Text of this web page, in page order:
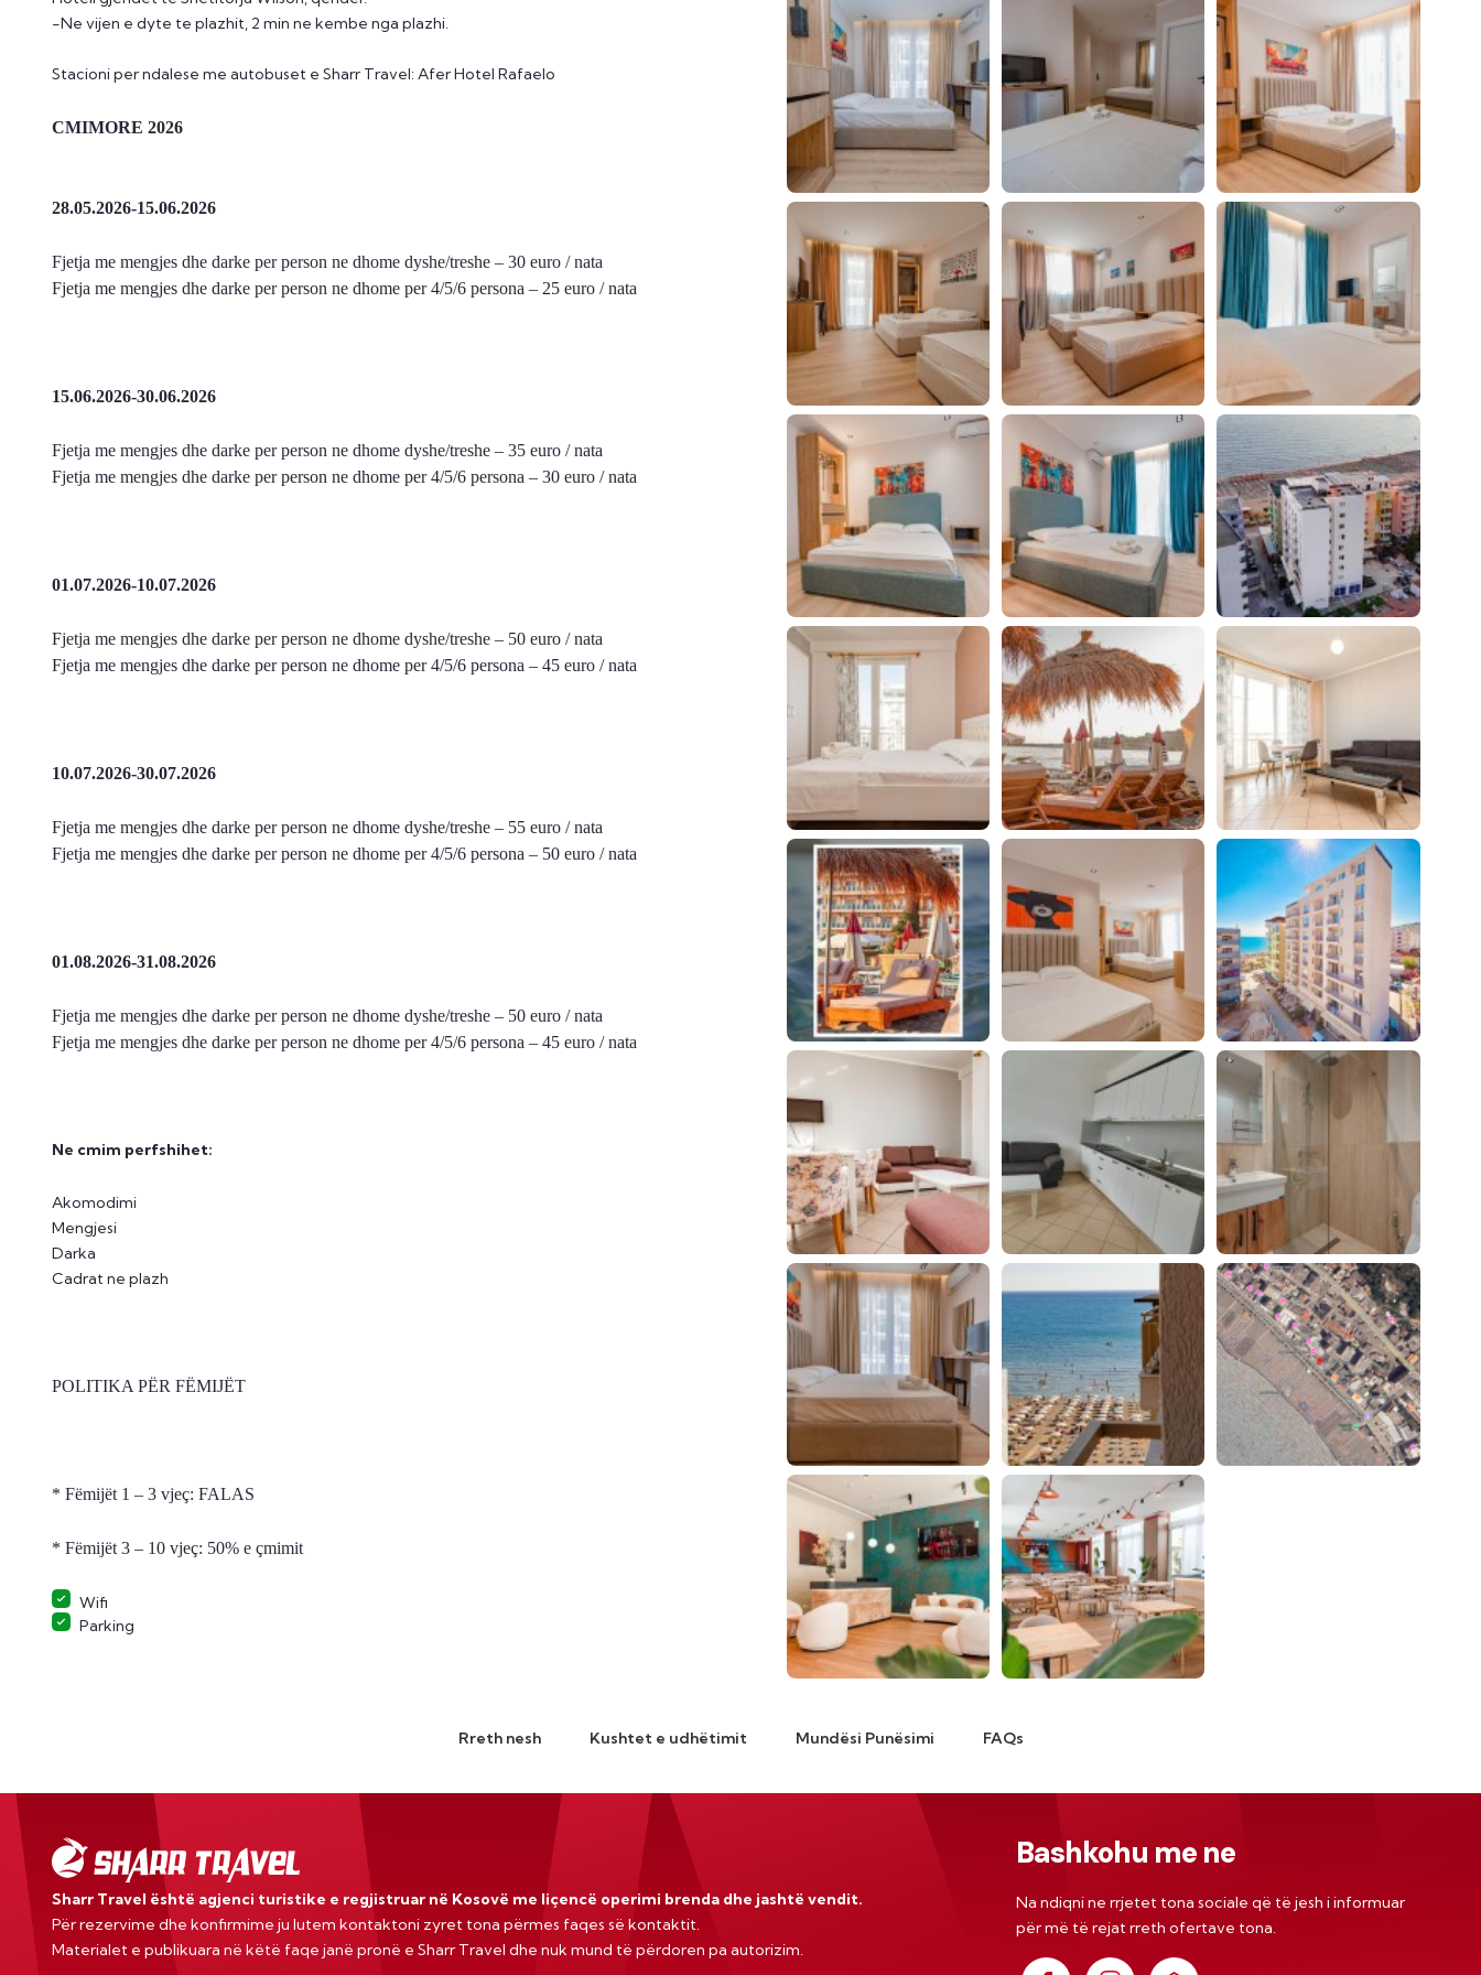
-Ne vijen e dyte te plazhit, 2 min ne kembe nga plazhi.
Stacioni per ndalese me autobuset e Sharr Travel: Afer Hotel Rafaelo
CMIMORE 2026
28.05.2026-15.06.2026
Fjetja me mengjes dhe darke per person ne dhome dyshe/treshe – 30 euro / nata
Fjetja me mengjes dhe darke per person ne dhome per 4/5/6 persona – 25 euro / nata
15.06.2026-30.06.2026
Fjetja me mengjes dhe darke per person ne dhome dyshe/treshe – 35 euro / nata
Fjetja me mengjes dhe darke per person ne dhome per 4/5/6 persona – 30 euro / nata
01.07.2026-10.07.2026
Fjetja me mengjes dhe darke per person ne dhome dyshe/treshe – 50 euro / nata
Fjetja me mengjes dhe darke per person ne dhome per 4/5/6 persona – 45 euro / nata
10.07.2026-30.07.2026
Fjetja me mengjes dhe darke per person ne dhome dyshe/treshe – 55 euro / nata
Fjetja me mengjes dhe darke per person ne dhome per 4/5/6 persona – 50 euro / nata
01.08.2026-31.08.2026
Fjetja me mengjes dhe darke per person ne dhome dyshe/treshe – 50 euro / nata
Fjetja me mengjes dhe darke per person ne dhome per 4/5/6 persona – 45 euro / nata
Ne cmim perfshihet:
Akomodimi
Mengjesi
Darka
Cadrat ne plazh
POLITIKA PËR FËMIJËT
* Fëmijët 1 – 3 vjeç: FALAS
* Fëmijët 3 – 10 vjeç: 50% e çmimit
Wifi
Parking
Rreth nesh Kushtet e udhëtimit Mundësi Punësimi FAQs
Sharr Travel është agjenci turistike e regjistruar në Kosovë me liçencë operimi brenda dhe jashtë vendit.
Për rezervime dhe konfirmime ju lutem kontaktoni zyret tona përmes faqes së kontaktit.
Materialet e publikuara në këtë faqe janë pronë e Sharr Travel dhe nuk mund të përdoren pa autorizim.
Bashkohu me ne
Na ndiqni ne rrjetet tona sociale që të jesh i informuar
për më të rejat rreth ofertave tona.